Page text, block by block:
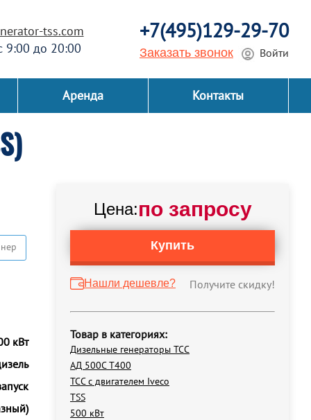
tss.com
9:00 до 20:00
+7(495)129-29-70
Заказать звонок Войти
Аренда Контакты
Цена:по запросу
Купить
Нашли дешевле? Получите скидку!
Товар в категориях:
Дизельные генераторы ТСС
АД 500С Т400
ТСС с двигателем Iveco
TSS
500 кВт
кВт